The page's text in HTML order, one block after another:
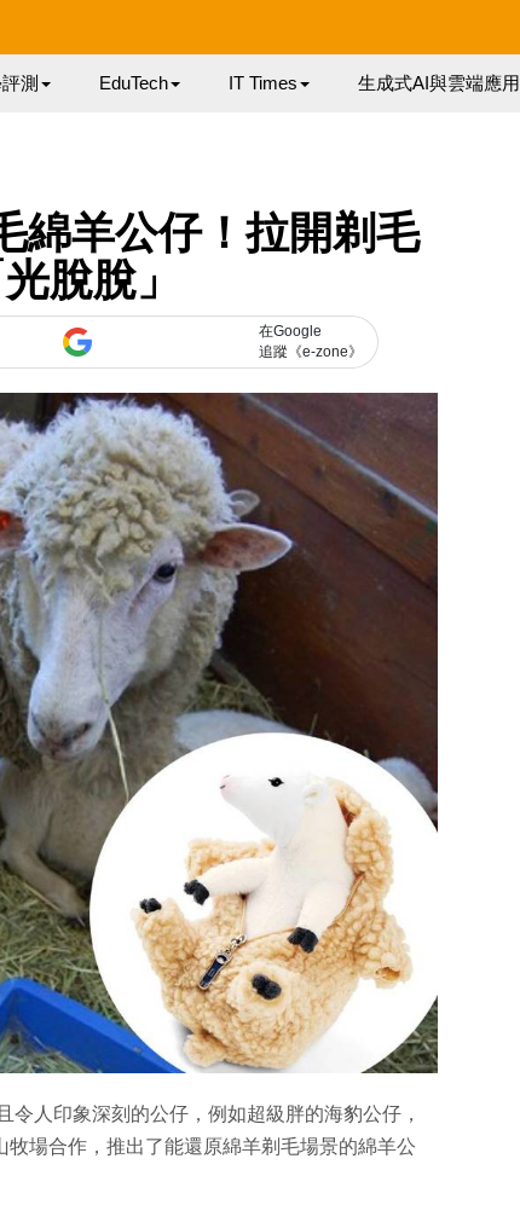
測 EduTech IT Times 生成式AI與雲端應用
綿羊公仔！拉開剃毛
脫脫」
在Google
追蹤《e-zone》
人印象深刻的公仔，例如超級胖的海豹公仔，
場合作，推出了能還原綿羊剃毛場景的綿羊公